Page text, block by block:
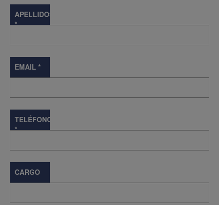
APELLIDOS
*
EMAIL *
TELÉFONO
*
CARGO